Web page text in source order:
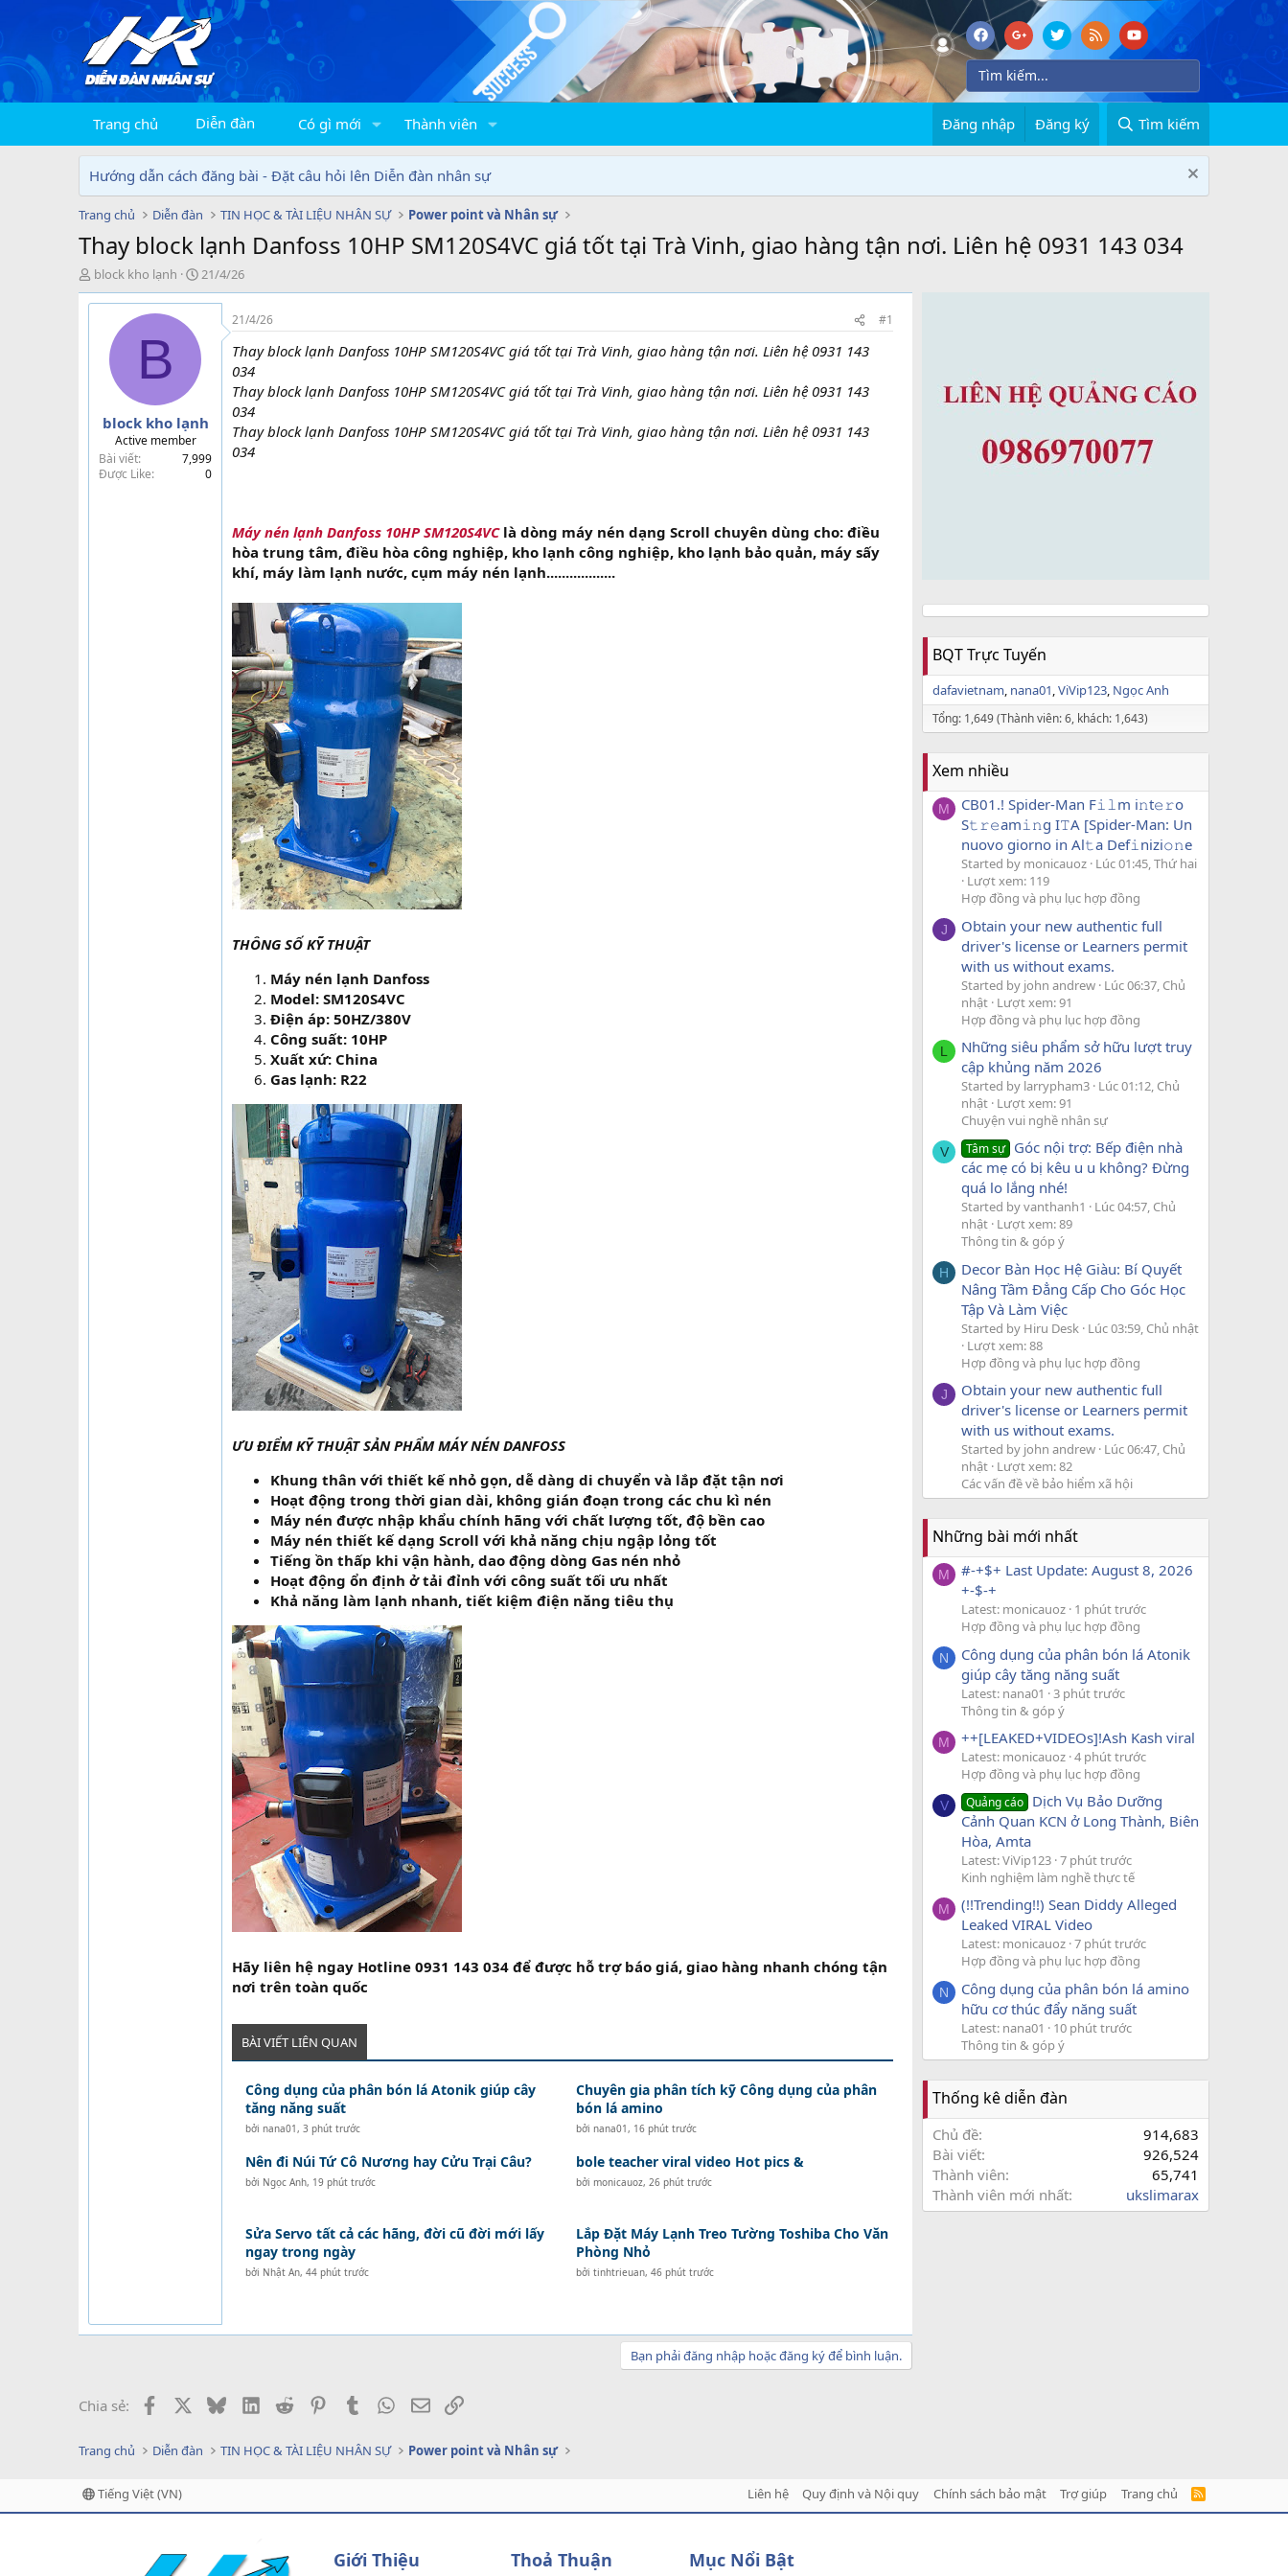
Trang chủ Diễn đàn Có gì mới Thành viên Đăng nhập Đăng ký Tìm kiếm
Hướng dẫn cách đăng bài - Đặt câu hỏi lên Diễn đàn nhân sự
Trang chủ Diễn đàn TIN HỌC & TÀI LIỆU NHÂN SỰ Power point và Nhân sự
Thay block lạnh Danfoss 10HP SM120S4VC giá tốt tại Trà Vinh, giao hàng tận nơi. Liên hệ 0931 143 034
T
h
r
block kho lạnh
N
g
à
ử
21/4/26
B
block kho lạnh
Active member
Bài viết
7,999
Được Like
0
21/4/26 #1
Thay block lạnh Danfoss 10HP SM120S4VC giá tốt tại Trà Vinh, giao hàng tận nơi. Liên hệ 0931 143
034
Thay block lạnh Danfoss 10HP SM120S4VC giá tốt tại Trà Vinh, giao hàng tận nơi. Liên hệ 0931 143
034
Thay block lạnh Danfoss 10HP SM120S4VC giá tốt tại Trà Vinh, giao hàng tận nơi. Liên hệ 0931 143
034
Máy nén lạnh Danfoss 10HP SM120S4VClà dòng máy nén dạng Scroll chuyên dùng cho: điều
hòa trung tâm, điều hòa công nghiệp, kho lạnh công nghiệp, kho lạnh bảo quản, máy sấy
khí, máy làm lạnh nước, cụm máy nén lạnh..................
THÔNG SỐ KỸ THUẬT
Máy nén lạnh Danfoss
Model: SM120S4VC
Điện áp: 50HZ/380V
Công suất: 10HP
Xuất xứ: China
Gas lạnh: R22
ƯU ĐIỂM KỸ THUẬT SẢN PHẨM MÁY NÉN DANFOSS
Khung thân với thiết kế nhỏ gọn, dễ dàng di chuyển và lắp đặt tận nơi
Hoạt động trong thời gian dài, không gián đoạn trong các chu kì nén
Máy nén được nhập khẩu chính hãng với chất lượng tốt, độ bền cao
Máy nén thiết kế dạng Scroll với khả năng chịu ngập lỏng tốt
Tiếng ồn thấp khi vận hành, dao động dòng Gas nén nhỏ
Hoạt động ổn định ở tải đỉnh với công suất tối ưu nhất
Khả năng làm lạnh nhanh, tiết kiệm điện năng tiêu thụ
Hãy liên hệ ngay Hotline 0931 143 034 để được hỗ trợ báo giá, giao hàng nhanh chóng tận
nơi trên toàn quốc
BÀI VIẾT LIÊN QUAN
Công dụng của phân bón lá Atonik giúp cây
tăng năng suất
bởi nana01, 3 phút trước
Chuyên gia phân tích kỹ Công dụng của phân
bón lá amino
bởi nana01, 16 phút trước
Nên đi Núi Tứ Cô Nương hay Cửu Trại Câu?
bởi Ngọc Anh, 19 phút trước
bole teacher viral video Hot pics &
bởi monicauoz, 26 phút trước
Sửa Servo tất cả các hãng, đời cũ đời mới lấy
ngay trong ngày
bởi Nhật An, 44 phút trước
Lắp Đặt Máy Lạnh Treo Tường Toshiba Cho Văn
Phòng Nhỏ
bởi tinhtrieuan, 46 phút trước
Bạn phải đăng nhập hoặc đăng ký để bình luận.
Chia sẻ: Facebook BlueskyLinkedIn
Reddit PinterestTumblr WhatsApp
EmailLink
BQT Trực Tuyến
dafavietnam nana01 ViVip123 Ngọc Anh
Tổng: 1,649 (Thành viên: 6, khách: 1,643)
Xem nhiều
M
CB01.! Spider-Man F𝚒𝚕m i𝚗t𝚎𝚛o
S𝚝𝚛𝚎am𝚒𝚗g I𝚃A [Spider-Man: Un
nuovo giorno in Al𝚝a Def𝚒nizi𝚘𝚗e
Started by monicauoz Lúc 01:45, Thứ hai
Lượt xem: 119
Hợp đồng và phụ lục hợp đồng
J
Obtain your new authentic full
driver's license or Learners permit
with us without exams.
Started by john andrew Lúc 06:37, Chủ
nhật Lượt xem: 91
Hợp đồng và phụ lục hợp đồng
L
Những siêu phẩm sở hữu lượt truy
cập khủng năm 2026
Started by larrypham3 Lúc 01:12, Chủ
nhật Lượt xem: 91
Chuyện vui nghề nhân sự
V Tâm sự Góc nội trợ: Bếp điện nhà
các mẹ có bị kêu u u không? Đừng
quá lo lắng nhé!
Started by vanthanh1
Lúc 04:57, Chủ
nhật Lượt xem: 89
Thông tin & góp ý
H
Decor Bàn Học Hệ Giàu: Bí Quyết
Nâng Tầm Đẳng Cấp Cho Góc Học
Tập Và Làm Việc
Started by Hiru Desk Lúc 03:59, Chủ nhật
Lượt xem: 88
Hợp đồng và phụ lục hợp đồng
J
Obtain your new authentic full
driver's license or Learners permit
with us without exams.
Started by john andrew Lúc 06:47, Chủ
nhật Lượt xem: 82
Các vấn đề về bảo hiểm xã hội
Những bài mới nhất
M
#-+$+ Last Update: August 8, 2026
+-$-+
Latest: monicauoz 1 phút trước
Hợp đồng và phụ lục hợp đồng
N
Công dụng của phân bón lá Atonik
giúp cây tăng năng suất
Latest: nana01
3 phút trước
Thông tin & góp ý
M ++[LEAKED+VIDEOs]!Ash Kash viral
Latest: monicauoz 4 phút trước
Hợp đồng và phụ lục hợp đồng
V Quảng cáo Dịch Vụ Bảo Dưỡng
Cảnh Quan KCN ở Long Thành, Biên
Hòa, Amta
Latest: ViVip123 7 phút trước
Kinh nghiệm làm nghề thực tế
M
(!!Trending!!) Sean Diddy Alleged
Leaked VIRAL Video
Latest: monicauoz 7 phút trước
Hợp đồng và phụ lục hợp đồng
N
Công dụng của phân bón lá amino
hữu cơ thúc đẩy năng suất
Latest: nana01
10 phút trước
Thông tin & góp ý
Thống kê diễn đàn
Chủ đề
914,683
Bài viết
926,524
Thành viên
65,741
Thành viên mới nhất
ukslimarax
Trang chủ Diễn đàn TIN HỌC & TÀI LIỆU NHÂN SỰ Power point và Nhân sự
Tiếng Việt (VN) Liên hệ Quy định và Nội quy Chính sách bảo mật Trợ giúp Trang chủ
R
Giới Thiệu Thoả Thuận Mục Nổi Bật